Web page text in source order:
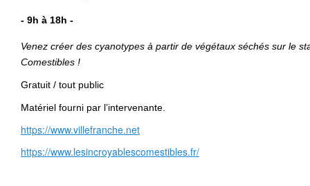
- 9h à 18h -
Venez créer des cyanotypes à partir de végétaux séchés sur le
Comestibles !
Gratuit / tout public
Matériel fourni par l’intervenante.
https://www.villefranche.net
https://www.lesincroyablescomestibles.fr/